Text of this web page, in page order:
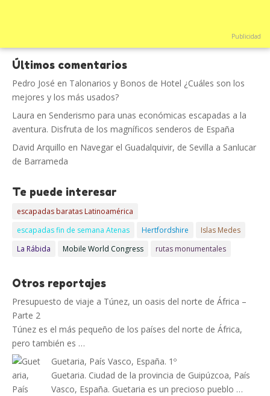
Publicidad
Últimos comentarios
Pedro José en Talonarios y Bonos de Hotel ¿Cuáles son los
mejores y los más usados?
Laura en Senderismo para unas económicas escapadas a la
aventura. Disfruta de los magníficos senderos de España
David Arquillo en Navegar el Guadalquivir, de Sevilla a Sanlucar
de Barrameda
Te puede interesar
escapadas baratas Latinoamérica
escapadas fin de semana Atenas
Hertfordshire
Islas Medes
La Rábida
Mobile World Congress rutas monumentales
Otros reportajes
Presupuesto de viaje a Túnez, un oasis del norte de África –
Parte 2
Túnez es el más pequeño de los países del norte de África,
pero también es …
Guetaria, País Vasco, España. 1º
Guetaria. Ciudad de la provincia de Guipúzcoa, País
Vasco, España. Guetaria es un precioso pueblo …